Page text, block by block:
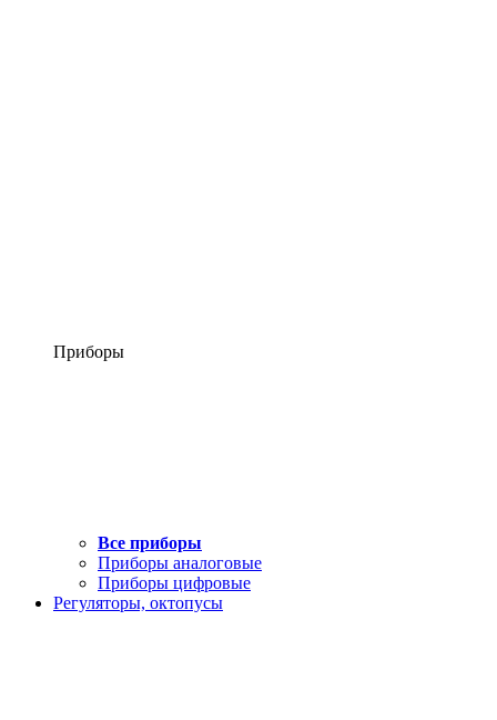
Приборы
Все приборы
Приборы аналоговые
Приборы цифровые
Регуляторы, октопусы